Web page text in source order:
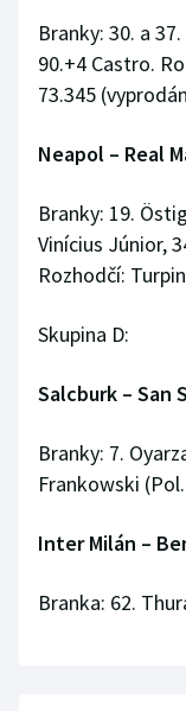
Branky: 30. a
90.+4 Castro.
73.345
Neapol – Real
Branky: 19.
Vinícius Júnior,
Rozhodčí:
Skupina D:
Salcburk – San
Branky: 7.
Frankowski
Inter Milán –
Branka: 62.